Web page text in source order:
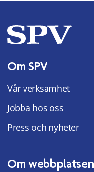
Om SPV
Vår verksamhet
Jobba hos oss
Press och nyheter
Om webbplatsen